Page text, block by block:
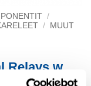
/
/ MUUT
Relays w